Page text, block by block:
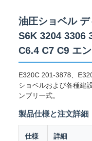
油圧ショベル
S6K 3204 3306
C6.4 C7 C9 エ
E320C 201-3878、
ショベルおよび各種建
ンブリ一式。
製品仕様と注文詳細
仕様 詳細